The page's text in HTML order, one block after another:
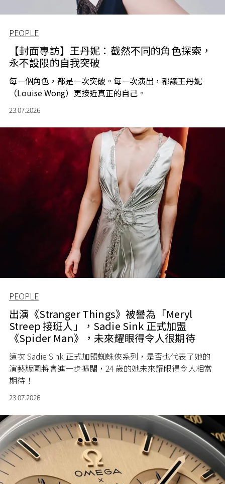
PEOPLE
【封面專訪】王丹妮：截然不同的角色探索，
永不設限的自我突破
每一個角色，都是一次突破。每一次演出，都讓王丹妮
（Louise Wong）更接近真正的自己。
23.07.2026
PEOPLE
出演《Stranger Things》被譽為「Meryl
Streep 接班人」，Sadie Sink 正式加盟
《Spider Man》，未來耀眼得令人很期待
這次 Sadie Sink 正式加盟蜘蛛俠系列，是否也代表了她的
演藝版圖將會進一步擴闊，24 歲的她未來耀眼得令人相當
期待！
23.07.2026